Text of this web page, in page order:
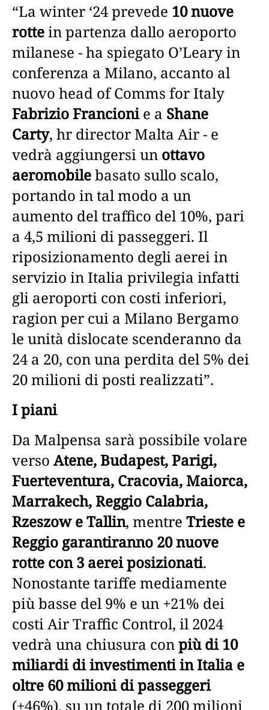
“La winter ‘24 prevede 10 nuove
rottein partenza dallo aeroporto
milanese - ha spiegato O’Leary in
conferenza a Milano, accanto al
nuovo head of Comms for Italy
Fabrizio Francionie a Shane
Carty, hr director Malta Air - e
vedrà aggiungersi un ottavo
aeromobilebasato sullo scalo,
portando in tal modo a un
aumento del traffico del 10%, pari
a 4,5 milioni di passeggeri. Il
riposizionamento degli aerei in
servizio in Italia privilegia infatti
gli aeroporti con costi inferiori,
ragion per cui a Milano Bergamo
le unità dislocate scenderanno da
24 a 20, con una perdita del 5% dei
20 milioni di posti realizzati”.
I piani
Da Malpensa sarà possibile volare
verso Atene, Budapest, Parigi,
Fuerteventura, Cracovia, Maiorca,
Marrakech, Reggio Calabria,
Rzeszow e Tallin, mentre Trieste e
Reggio garantiranno 20 nuove
rotte con 3 aerei posizionati.
Nonostante tariffe mediamente
più basse del 9% e un +21% dei
costi Air Traffic Control, il 2024
vedrà una chiusura conpiù di 10
miliardi di investimenti in Italia e
oltre 60 milioni di passeggeri
(+46%), su un totale di 200 milioni